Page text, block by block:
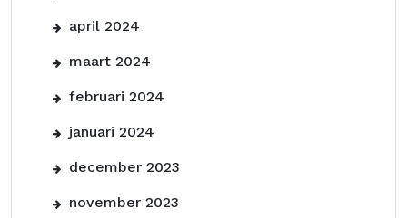
april 2024
maart 2024
februari 2024
januari 2024
december 2023
november 2023